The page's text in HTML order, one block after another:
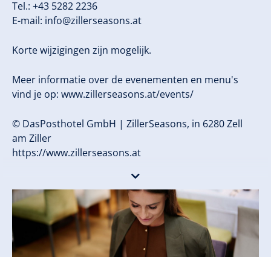
Tel.: +43 5282 2236
E-mail: info@zillerseasons.at
Korte wijzigingen zijn mogelijk.
Meer informatie over de evenementen en menu's
vind je op: www.zillerseasons.at/events/
© DasPosthotel GmbH | ZillerSeasons, in 6280 Zell
am Ziller
https://www.zillerseasons.at